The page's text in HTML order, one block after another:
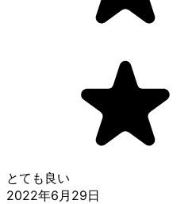
とても良い
2022年6月29日